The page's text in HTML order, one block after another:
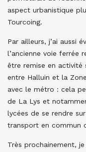
aspect urbanistique
Tourcoing.
Par ailleurs, j’ai aussi
l’ancienne voie ferrée
être remise en activité
entre Halluin et la
avec le métro : cela
de La Lys et
lycées de se rendre
transport en commun
Très prochainement,